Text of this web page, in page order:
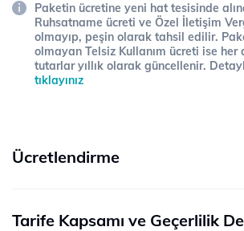
Paketin ücretine yeni hat tesisinde
Ruhsatname ücreti ve Özel İletişim
olmayıp, peşin olarak tahsil edilir.
olmayan Telsiz Kullanım ücreti ise her
tutarlar yıllık olarak güncellenir.
tıklayınız
Ücretlendirme
Tarife Kapsamı ve Geçerlilik